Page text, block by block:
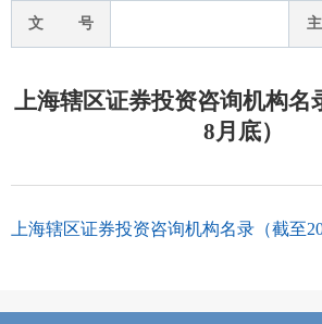
文 号
上海辖区证券投资咨询机构名
8月底）
上海辖区证券投资咨询机构名录（截至